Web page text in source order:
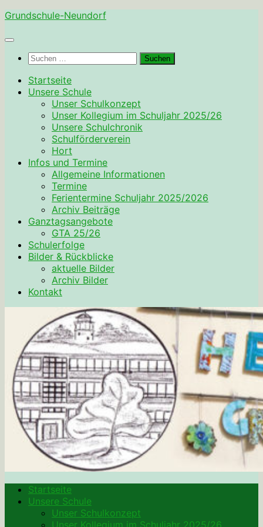
Zum
springen
Grundschule-Neundorf
Suchen
Startseite
Unsere Schule
Unser Schulkonzept
Unser Kollegium im Schuljahr 2025/26
Unsere Schulchronik
Schulförderverein
Hort
Infos und Termine
Allgemeine Informationen
Termine
Ferientermine Schuljahr 2025/2026
Archiv Beiträge
Ganztagsangebote
GTA 25/26
Schulerfolge
Bilder & Rückblicke
aktuelle Bilder
Archiv Bilder
Kontakt
Startseite
Unsere Schule
Unser Schulkonzept
Unser Kollegium im Schuljahr 2025/26